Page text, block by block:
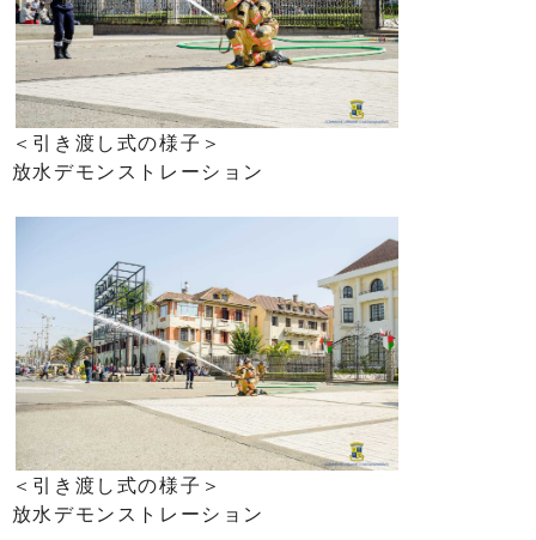
＜引き渡し式の様子＞
放水デモンストレーション
＜引き渡し式の様子＞
放水デモンストレーション